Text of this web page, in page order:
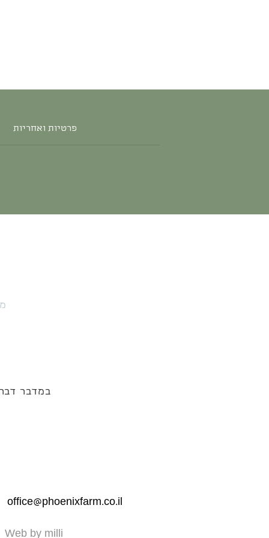
פרטיות ואחריות
במדבר
office@phoenixfarm.co.il
Web by milli